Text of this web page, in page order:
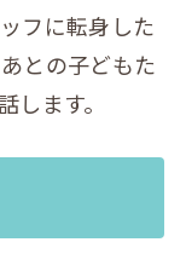
フに転身した
との子どもた
します。